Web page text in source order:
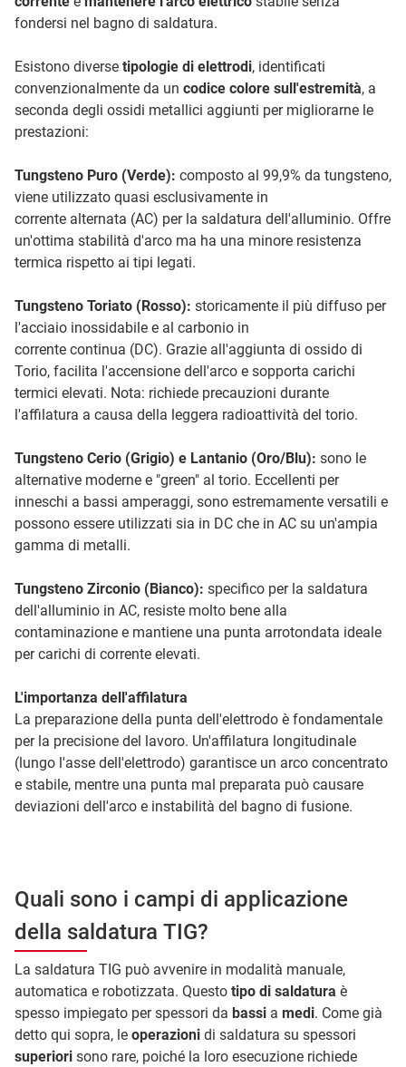
fondersi nel bagno di saldatura.
Esistono diverse tipologie di elettrodi, identificati
convenzionalmente da un codice colore sull'estremità, a
seconda degli ossidi metallici aggiunti per migliorarne le
prestazioni:
Tungsteno Puro (Verde): composto al 99,9% da tungsteno,
viene utilizzato quasi esclusivamente in
corrente alternata (AC) per la saldatura dell'alluminio. Offre
un'ottima stabilità d'arco ma ha una minore resistenza
termica rispetto ai tipi legati.
Tungsteno Toriato (Rosso): storicamente il più diffuso per
l'acciaio inossidabile e al carbonio in
corrente continua (DC). Grazie all'aggiunta di ossido di
Torio, facilita l'accensione dell'arco e sopporta carichi
termici elevati. Nota: richiede precauzioni durante
l'affilatura a causa della leggera radioattività del torio.
Tungsteno Cerio (Grigio) e Lantanio (Oro/Blu): sono le
alternative moderne e "green" al torio. Eccellenti per
inneschi a bassi amperaggi, sono estremamente versatili e
possono essere utilizzati sia in DC che in AC su un'ampia
gamma di metalli.
Tungsteno Zirconio (Bianco): specifico per la saldatura
dell'alluminio in AC, resiste molto bene alla
contaminazione e mantiene una punta arrotondata ideale
per carichi di corrente elevati.
L'importanza dell'affilatura
La preparazione della punta dell'elettrodo è fondamentale
per la precisione del lavoro. Un'affilatura longitudinale
(lungo l'asse dell'elettrodo) garantisce un arco concentrato
e stabile, mentre una punta mal preparata può causare
deviazioni dell'arco e instabilità del bagno di fusione.
Quali sono i campi di applicazione
della saldatura TIG?
La saldatura TIG può avvenire in modalità manuale,
automatica e robotizzata. Questo tipo di saldatura è
spesso impiegato per spessori da bassi a medi. Come già
detto qui sopra, le operazioni di saldatura su spessori
superiori sono rare, poiché la loro esecuzione richiede